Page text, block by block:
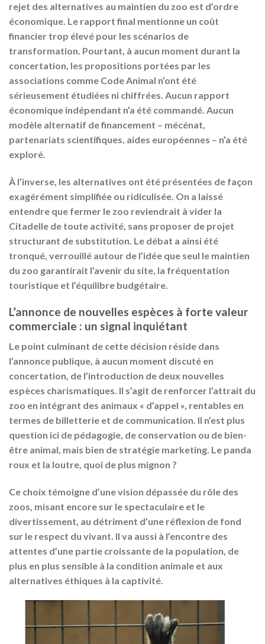
rejet des alternatives au maintien du zoo est d’ordre
économique. Le rapport final mentionne un coût
financier trop élevé pour les scénarios de
transformation. Pourtant, à aucun moment durant la
concertation, les propositions portées par les
associations comme Code Animal n’ont été
sérieusement étudiées ni chiffrées. Aucun rapport
économique indépendant n’a été commandé. Aucun
modèle alternatif de financement – mécénat,
partenariats scientifiques, aides européennes – n’a été
exploré.
À l’inverse, les alternatives ont été présentées de façon
exagérément simplifiée ou ridiculisée. On a laissé
entendre que fermer le zoo reviendrait à vider la
Citadelle de toute activité, sans proposer de projet
structurant de substitution. Le débat a ainsi été
tronqué, verrouillé autour de l’idée que seul le maintien
du zoo garantirait l’avenir du site, la fréquentation
touristique et l’équilibre budgétaire.
L’annonce de nouvelles espèces à forte valeur
commerciale : un signal inquiétant
Le point culminant de cette décision réside dans
l’annonce publique, à aucun moment discuté en
concertation, de l’introduction de deux nouvelles
espèces charismatiques. Il s’agit de renforcer l’attrait du
zoo en intégrant des animaux « d’appel », rentables en
termes de billetterie et de communication. Il n’est plus
question ici de pédagogie, de conservation ou de bien-
être animal, mais bien de stratégie marketing. Le panda
roux et la loutre, quoi de plus mignon ?
Ce choix témoigne d’unevision dépassée du rôle des
zoos, misant encore sur le spectaculaire et le
divertissement, au détriment d’une réflexion de fond
sur le respect du vivant. Il va aussi à l’encontre des
attentes d’une partie croissante de la population, de
plus en plus sensible à la condition animale et aux
alternatives éthiques à la captivité.